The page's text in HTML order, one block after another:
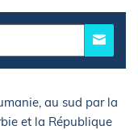
au sud par la
et la République